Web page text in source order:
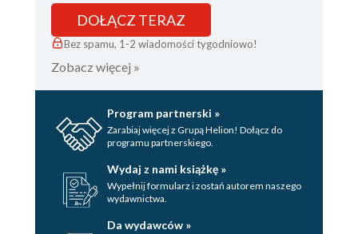
DOŁĄCZ TERAZ
Bez spamu, 1-2 wiadomości tygodniowo!
Zobacz więcej »
Program partnerski »
Zarabiaj więcej z Grupą Helion! Dołącz do
programu partnerskiego.
Wydaj z nami książkę »
Wypełnij formularz i zostań autorem naszego
wydawnictwa.
Da wydawców »